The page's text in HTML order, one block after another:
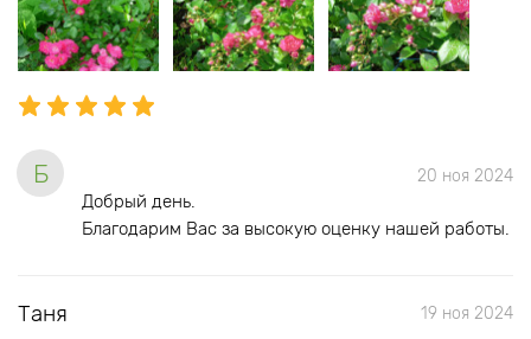
Б 20 ноя 2024
Добрый день.
Благодарим Вас за высокую оценку нашей работы.
Таня 19 ноя 2024